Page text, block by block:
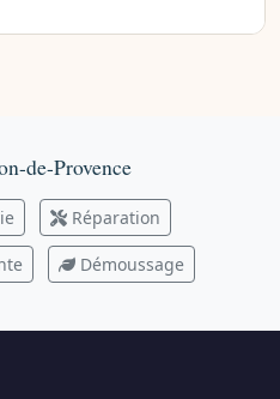
de-Provence
Réparation
Démoussage